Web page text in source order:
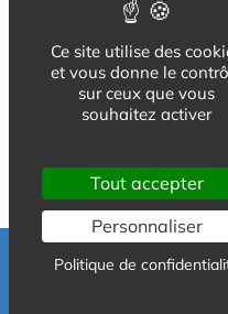
Habitat coopératif
Habitat
Equipement
Adaptation Habitat
Aides
Produits
Besoin
Ce site utilise des
et vous donne le
sur ceux que vous
souhaitez activer
Tout accepter
Personnaliser
Politique de